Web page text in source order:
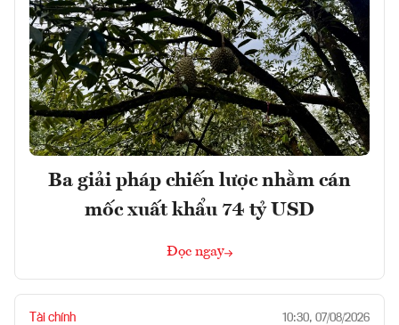
Ba giải pháp chiến lược nhằm cán
mốc xuất khẩu 74 tỷ USD
Đọc ngay
Tài chính 10:30, 07/08/2026